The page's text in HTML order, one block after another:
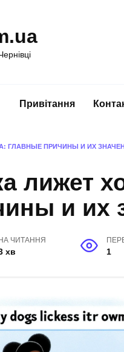
Привітання
ГЛАВНЫЕ ПРИЧИНЫ И ИХ
лижет
и их
НА ЧИТАННЯ
хв 1